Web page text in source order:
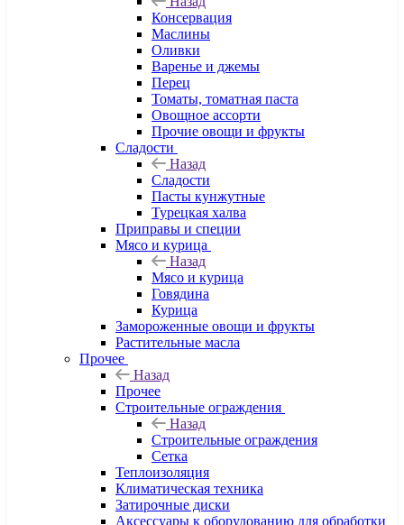
Консервация
Маслины
Оливки
Варенье и джемы
Перец
Томаты, томатная паста
Овощное ассорти
Прочие овощи и фрукты
Сладости
Назад
Сладости
Пасты кунжутные
Турецкая халва
Приправы и специи
Мясо и курица
Назад
Мясо и курица
Говядина
Курица
Замороженные овощи и фрукты
Растительные масла
Прочее
Назад
Прочее
Строительные ограждения
Назад
Строительные ограждения
Сетка
Теплоизоляция
Климатическая техника
Затирочные диски
Аксессуары к оборудованию для обработки